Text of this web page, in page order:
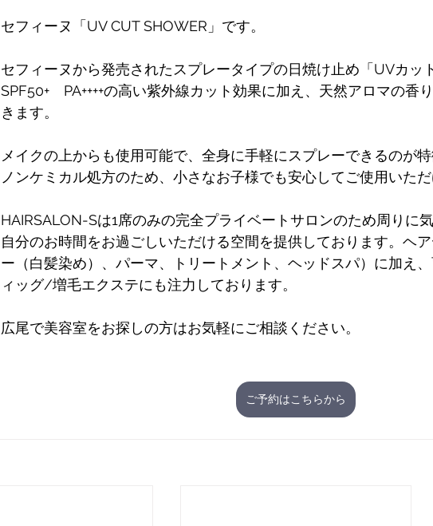
セフィーヌ「UV CUT SHOWER」です。
セフィーヌから発売されたスプレータイプの日焼け止め「UVカッ
SPF50+　PA++++の高い紫外線カット効果に加え、天然アロマの香
きます。
メイクの上からも使用可能で、全身に手軽にスプレーできるのが特
ノンケミカル処方のため、小さなお子様でも安心してご使用いただ
HAIRSALON-Sは1席のみの完全プライベートサロンのため周りに
自分のお時間をお過ごしいただける空間を提供しております。ヘ
ー（白髪染め）、パーマ、トリートメント、ヘッドスパ）に加え
ィッグ/増毛エクステにも注力しております。
広尾で美容室をお探しの方はお気軽にご相談ください。
ご予約はこちらから